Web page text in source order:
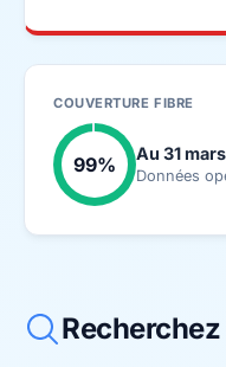
COUVERTURE FIBRE
99% Au 31
Données